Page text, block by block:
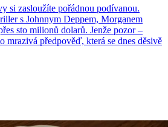
si zasloužíte pořádnou podívanou.
s Johnnym Deppem, Morganem
sto milionů dolarů. Jenže pozor –
mrazivá předpověď, která se dnes děsivě